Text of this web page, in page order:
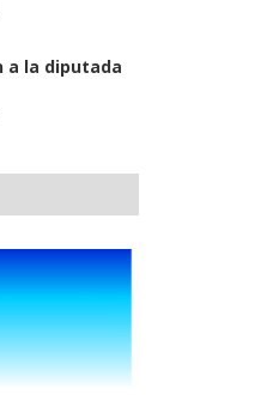
a la diputada